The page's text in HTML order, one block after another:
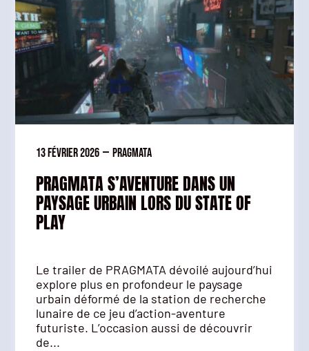
13 février 2026 — Pragmata
PRAGMATA S’AVENTURE DANS UN
PAYSAGE URBAIN LORS DU STATE OF
PLAY
Le trailer de PRAGMATA dévoilé aujourd’hui
explore plus en profondeur le paysage
urbain déformé de la station de recherche
lunaire de ce jeu d’action-aventure
futuriste. L’occasion aussi de découvrir
de...